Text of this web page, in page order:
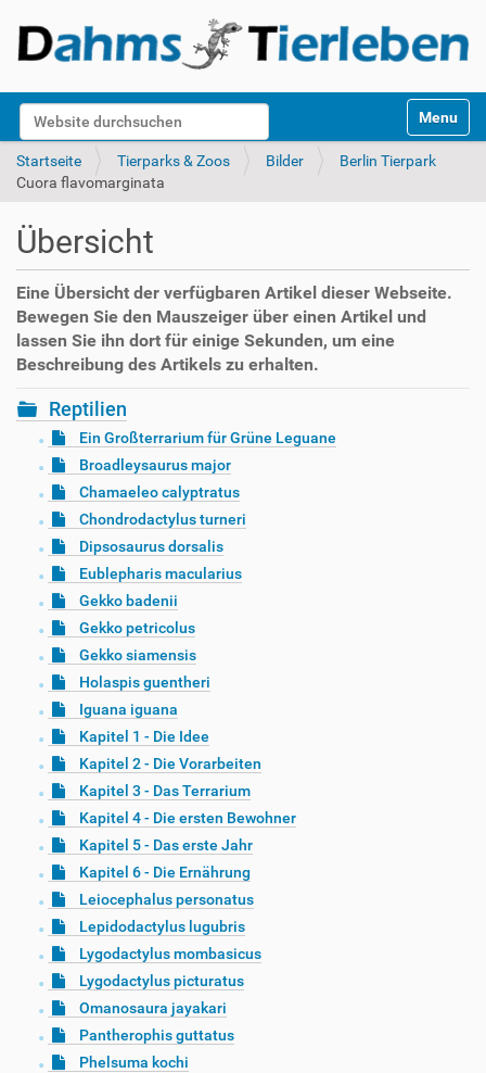
Website durchsuchen
k
Toggle
Startseite Tierparks & Zoos Bilder
Berlin Tierpark
Cuora flavomarginata
Übersicht
Eine Übersicht der verfügbaren Artikel dieser Webseite.
Bewegen Sie den Mauszeiger über einen Artikel und
lassen Sie ihn dort für einige Sekunden, um eine
Beschreibung des Artikels zu erhalten.
Reptilien
Ein Großterrarium für Grüne Leguane
Broadleysaurus major
Chamaeleo calyptratus
Chondrodactylus turneri
Dipsosaurus dorsalis
Eublepharis macularius
Gekko badenii
Gekko petricolus
Gekko siamensis
Holaspis guentheri
Iguana iguana
Kapitel 1 - Die Idee
Kapitel 2 - Die Vorarbeiten
Kapitel 3 - Das Terrarium
Kapitel 4 - Die ersten Bewohner
Kapitel 5 - Das erste Jahr
Kapitel 6 - Die Ernährung
Leiocephalus personatus
Lepidodactylus lugubris
Lygodactylus mombasicus
Lygodactylus picturatus
Omanosaura jayakari
Pantherophis guttatus
Phelsuma kochi